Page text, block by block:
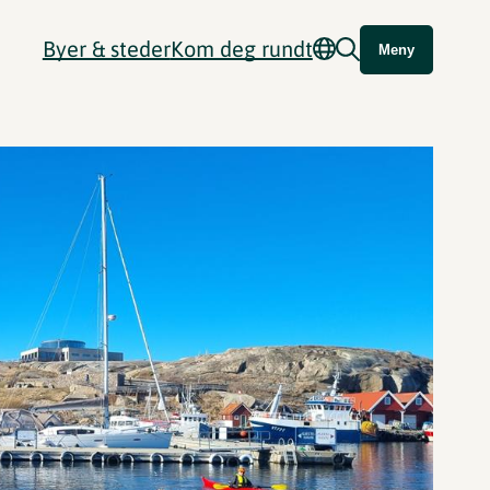
Byer & stederKom deg rundt Meny